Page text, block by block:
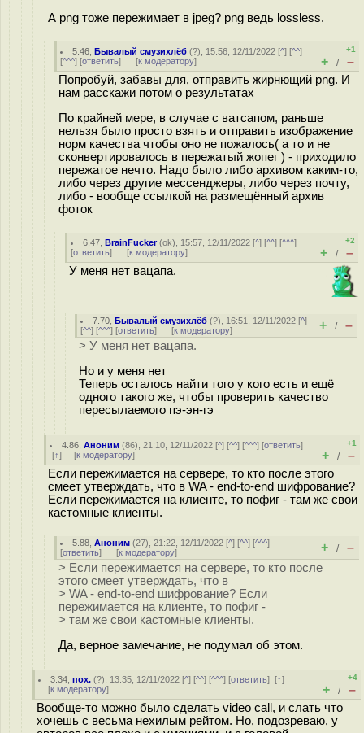
А png тоже пережимает в jpeg? png ведь lossless.
5.46 ,Бывалый смузихлёб (?), 15:56, 12/11/2022 [^] [^^]
[^^^] [ответить] [к модератору]
+1
+ / –
Попробуй, забавы для, отправить жирнющий png. И
нам расскажи потом о результатах
По крайней мере, в случае с ватсапом, раньше
нельзя было просто взять и отправить изображение
норм качества чтобы оно не пожалось( а то и не
сконвертировалось в пережатый жопег ) - приходило
пережатое нечто. Надо было либо архивом каким-то,
либо через другие мессенджеры, либо через почту,
либо - вообще ссылкой на размещённый архив
фоток
6.47 ,BrainFucker(ok), 15:57, 12/11/2022 [^] [^^] [^^^]
[ответить] [к модератору]
+2
+ / –
У меня нет вацапа.
7.70 ,Бывалый смузихлёб (?), 16:51, 12/11/2022 [^]
[^^] [^^^] [ответить] [к модератору] + / –
> У меня нет вацапа.
Но и у меня нет
Теперь осталось найти того у кого есть и ещё
одного такого же, чтобы проверить качество
пересылаемого пэ-эн-гэ
4.86 ,Аноним (86), 21:10, 12/11/2022 [^] [^^] [^^^] [ответить]
[↑] [к модератору]
+1
+ / –
Если пережимается на сервере, то кто после этого
смеет утверждать, что в WA - end-to-end шифрование?
Если пережимается на клиенте, то пофиг - там же свои
кастомные клиенты.
5.88 ,Аноним (27), 21:22, 12/11/2022 [^] [^^] [^^^]
[ответить] [к модератору] + / –
> Если пережимается на сервере, то кто после
этого смеет утверждать, что в
> WA - end-to-end шифрование? Если
пережимается на клиенте, то пофиг -
> там же свои кастомные клиенты.
Да, верное замечание, не подумал об этом.
3.34 ,пох. (?), 13:35, 12/11/2022 [^] [^^] [^^^] [ответить][↑]
[к модератору]
+4
+ / –
Вообще-то можно было сделать video call, и слать что
хочешь с весьма нехилым рейтом. Но, подозреваю, у